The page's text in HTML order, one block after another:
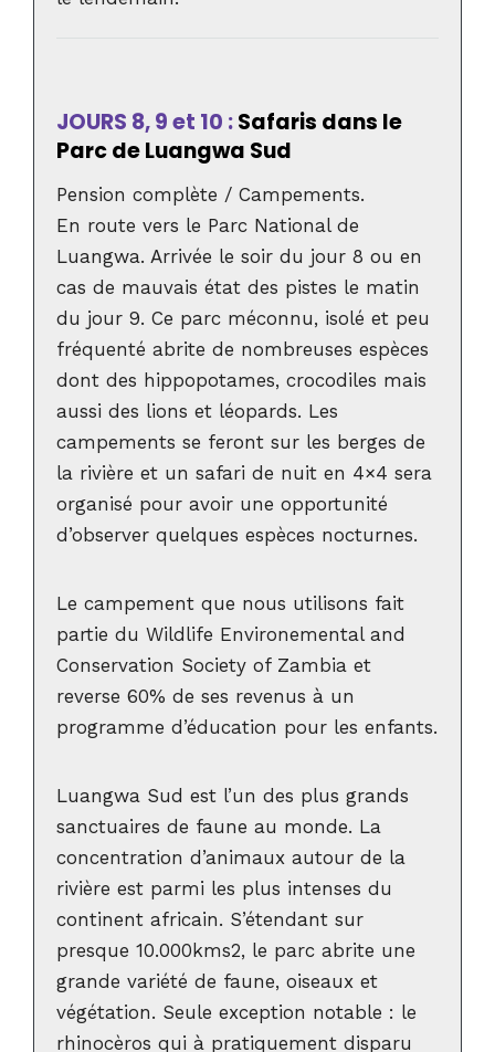
JOURS 8, 9 et 10 :Safaris dans le
Parc de Luangwa Sud
Pension complète / Campements.
En route vers le Parc National de
Luangwa. Arrivée le soir du jour 8 ou en
cas de mauvais état des pistes le matin
du jour 9. Ce parc méconnu, isolé et peu
fréquenté abrite de nombreuses espèces
dont des hippopotames, crocodiles mais
aussi des lions et léopards. Les
campements se feront sur les berges de
la rivière et un safari de nuit en 4×4 sera
organisé pour avoir une opportunité
d’observer quelques espèces nocturnes.
Le campement que nous utilisons fait
partie du Wildlife Environemental and
Conservation Society of Zambia et
reverse 60% de ses revenus à un
programme d’éducation pour les enfants.
Luangwa Sud est l’un des plus grands
sanctuaires de faune au monde. La
concentration d’animaux autour de la
rivière est parmi les plus intenses du
continent africain. S’étendant sur
presque 10.000kms2, le parc abrite une
grande variété de faune, oiseaux et
végétation. Seule exception notable : le
rhinocèros qui à pratiquement disparu